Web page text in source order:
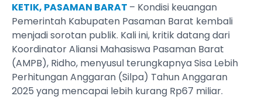
KETIK, PASAMAN BARAT – Kondisi keuangan
Pemerintah Kabupaten Pasaman Barat kembali
menjadi sorotan publik. Kali ini, kritik datang dari
Koordinator Aliansi Mahasiswa Pasaman Barat
(AMPB), Ridho, menyusul terungkapnya Sisa Lebih
Perhitungan Anggaran (Silpa) Tahun Anggaran
2025 yang mencapai lebih kurang Rp67 miliar.